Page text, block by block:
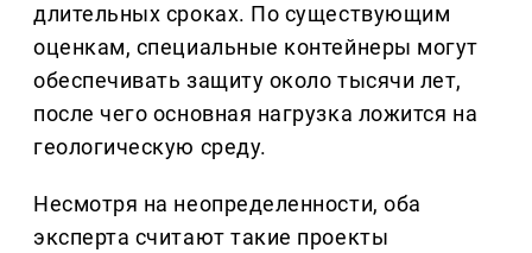
длительных сроках. По существующим
оценкам, специальные контейнеры могут
обеспечивать защиту около тысячи лет,
после чего основная нагрузка ложится на
геологическую среду.
Несмотря на неопределенности, оба
эксперта считают такие проекты